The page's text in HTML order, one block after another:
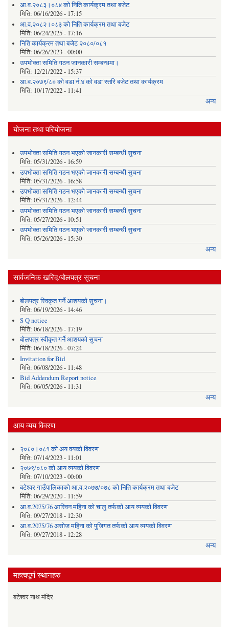
आ.व.२०८३।०८४ को निति कार्यक्रम तथा बजेट
मिति: 06/16/2026 - 17:15
आ.व.२०८२।०८३ को निति कार्यक्रम तथा बजेट
मिति: 06/24/2025 - 17:16
निति कार्यक्रम तथा बजेट २०८०/०८१
मिति: 06/26/2023 - 00:00
उपभोक्ता समिति गठन जानकारी सम्बन्धमा।
मिति: 12/21/2022 - 15:37
आ.व.२०७९/८० को वडा नं.४ को वडा स्तरि बजेट तथा कार्यक्रम
मिति: 10/17/2022 - 11:41
अन्य
योजना तथा परियोजना
उपभोक्ता समिति गठन भएको जानकारी सम्बन्धी सुचना
मिति: 05/31/2026 - 16:59
उपभोक्ता समिति गठन भएको जानकारी सम्बन्धी सुचना
मिति: 05/31/2026 - 16:58
उपभोक्ता समिति गठन भएको जानकारी सम्बन्धी सुचना
मिति: 05/31/2026 - 12:44
उपभोक्ता समिति गठन भएको जानकारी सम्बन्धी सुचना
मिति: 05/27/2026 - 10:51
उपभोक्ता समिति गठन भएको जानकारी सम्बन्धी सुचना
मिति: 05/26/2026 - 15:30
अन्य
सार्वजनिक खरिद/बोलपत्र सूचना
बोलपत्र स्विकृत गर्ने आशयको सुचना।
मिति: 06/19/2026 - 14:46
S Q notice
मिति: 06/18/2026 - 17:19
बोलपत्र स्वीकृत गर्ने आशयको सुचना
मिति: 06/18/2026 - 07:24
Invitation for Bid
मिति: 06/08/2026 - 11:48
Bid Addendum Report notice
मिति: 06/05/2026 - 11:31
अन्य
आय व्यय विवरण
२०८०।०८१ को अय वयको विवरण
मिति: 07/14/2023 - 11:01
२०७९/०८० को आय व्ययको विवरण
मिति: 07/10/2023 - 00:00
बटेश्वर गाउँपालिकाको आ.व.२०७७/०७८ को निति कार्यक्रम तथा बजेट
मिति: 06/29/2020 - 11:59
आ.व.2075/76 आस्विन महिना को चालु तर्फको आय व्ययको विवरण
मिति: 09/27/2018 - 12:30
आ.व.2075/76 असोज महिना को पुजिगत तर्फको आय व्ययको विवरण
मिति: 09/27/2018 - 12:28
अन्य
महत्वपूर्ण स्थानहरु
बटेश्वर नाथ मंदिर